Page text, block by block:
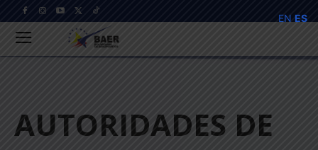
AUTORIDADES DE
EN ES